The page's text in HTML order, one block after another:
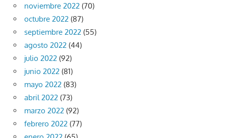
noviembre 2022 (70)
octubre 2022 (87)
septiembre 2022 (55)
agosto 2022 (44)
julio 2022 (92)
junio 2022 (81)
mayo 2022 (83)
abril 2022 (73)
marzo 2022 (92)
febrero 2022 (77)